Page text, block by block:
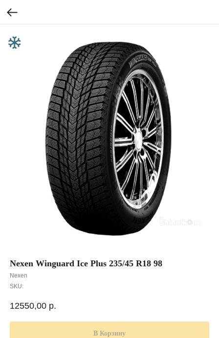
Nexen Winguard Ice Plus 235/45 R18 98
Nexen
SKU:
12550,00 р.
В Корзину